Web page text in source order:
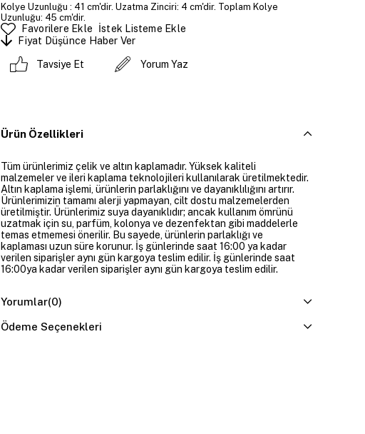
Kolye Uzunluğu : 41 cm'dir. Uzatma Zinciri: 4 cm'dir. Toplam Kolye
Uzunluğu: 45 cm'dir.
Favorilere Ekle
İstek Listeme Ekle
Fiyat Düşünce Haber Ver
Tavsiye Et Yorum Yaz
Ürün Özellikleri
Tüm ürünlerimiz çelik ve altın kaplamadır. Yüksek kaliteli
malzemeler ve ileri kaplama teknolojileri kullanılarak üretilmektedir.
Altın kaplama işlemi, ürünlerin parlaklığını ve dayanıklılığını artırır.
Ürünlerimizin tamamı alerji yapmayan, cilt dostu malzemelerden
üretilmiştir. Ürünlerimiz suya dayanıklıdır; ancak kullanım ömrünü
uzatmak için su, parfüm, kolonya ve dezenfektan gibi maddelerle
temas etmemesi önerilir. Bu sayede, ürünlerin parlaklığı ve
kaplaması uzun süre korunur. İş günlerinde saat 16:00 ya kadar
verilen siparişler aynı gün kargoya teslim edilir. İş günlerinde saat
16:00ya kadar verilen siparişler aynı gün kargoya teslim edilir.
Yorumlar(0)
Ödeme Seçenekleri